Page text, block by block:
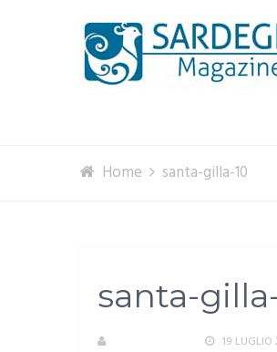
Home santa-gilla-10
santa-
19 LUGLIO